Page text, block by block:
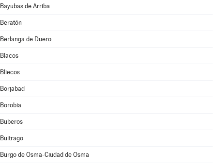
Bayubas de Arriba
Beratón
Berlanga de Duero
Blacos
Bliecos
Borjabad
Borobia
Buberos
Buitrago
Burgo de Osma-Ciudad de Osma